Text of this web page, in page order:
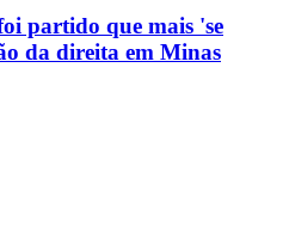
partido que mais 'se
da direita em Minas